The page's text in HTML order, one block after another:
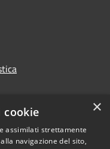
×
cookie
assimilati strettamente
navigazione del sito,